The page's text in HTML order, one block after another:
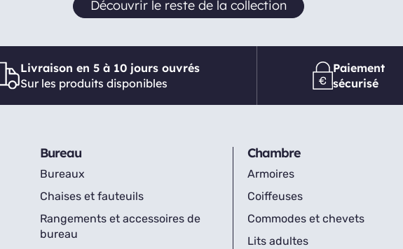
Découvrir le reste de la collection
Livraison en 5 à 10 jours ouvrés
Sur les produits disponibles
Paiement
sécurisé
Bureau
Bureaux
Chaises et fauteuils
Rangements et accessoires de
bureau
Chambre
Armoires
Coiffeuses
Commodes et chevets
Lits adultes